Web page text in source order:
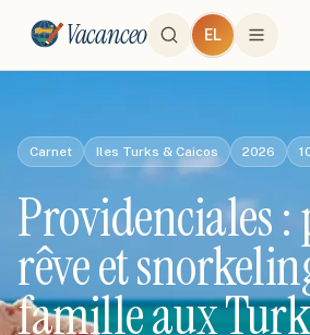
Vacanceo EL
Carnet Iles Turks & Caicos 2026
Providenciales :
rêve et
famille aux